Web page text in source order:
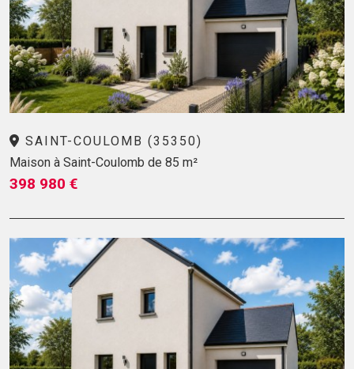
SAINT-COULOMB (35350)
Maison à Saint-Coulomb de 85 m²
398 980 €